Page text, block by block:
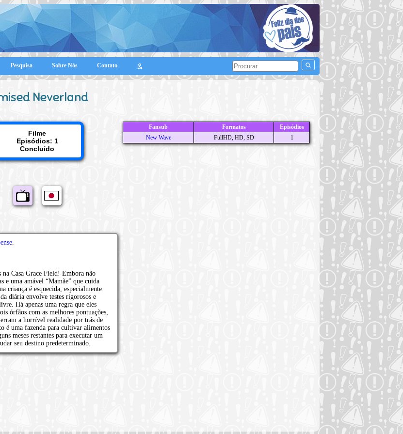
Pesquisa Sobre Nós Contato
Neverland
Filme
Episódios: 1
Concluído
Fansub Formatos
Episódios
New Wave
FullHD, HD, SD 1
.
Casa Grace Field! Embora não
e uma amável “Mamãe” que cuida
criança é esquecida, especialmente
diária envolve testes rigorosos e
Há apenas uma regra que eles
órfãos com as melhores pontuações,
a horrível realidade por trás de
é uma fazenda para cultivar alimentos
meses restantes para executar um
seu destino predeterminado.